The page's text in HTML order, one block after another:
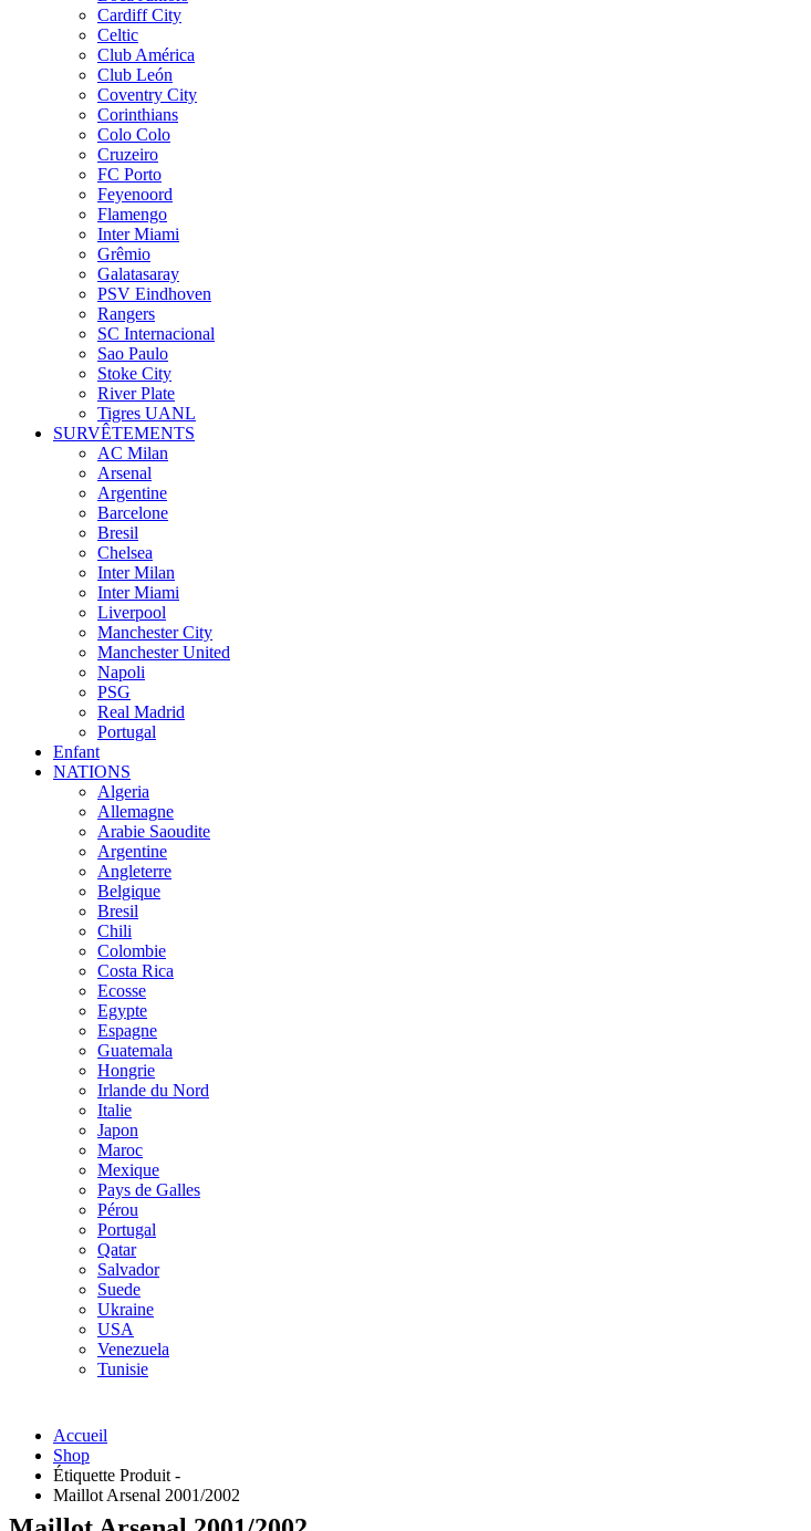
Cardiff City
Celtic
Club América
Club León
Coventry City
Corinthians
Colo Colo
Cruzeiro
FC Porto
Feyenoord
Flamengo
Inter Miami
Grêmio
Galatasaray
PSV Eindhoven
Rangers
SC Internacional
Sao Paulo
Stoke City
River Plate
Tigres UANL
SURVÊTEMENTS
AC Milan
Arsenal
Argentine
Barcelone
Bresil
Chelsea
Inter Milan
Inter Miami
Liverpool
Manchester City
Manchester United
Napoli
PSG
Real Madrid
Portugal
Enfant
NATIONS
Algeria
Allemagne
Arabie Saoudite
Argentine
Angleterre
Belgique
Bresil
Chili
Colombie
Costa Rica
Ecosse
Egypte
Espagne
Guatemala
Hongrie
Irlande du Nord
Italie
Japon
Maroc
Mexique
Pays de Galles
Pérou
Portugal
Qatar
Salvador
Suede
Ukraine
USA
Venezuela
Tunisie
Accueil
Shop
Étiquette Produit -
Maillot Arsenal 2001/2002